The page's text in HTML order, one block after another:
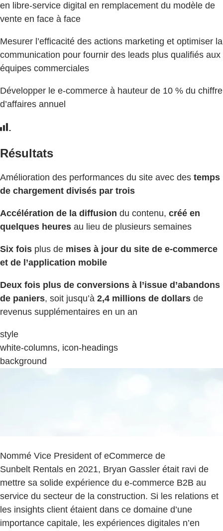
en libre-service digital en remplacement du modèle de
vente en face à face
Mesurer l’efficacité des actions marketing et optimiser la
communication pour fournir des leads plus qualifiés aux
équipes commerciales
Développer le e-commerce à hauteur de 10 % du chiffre
d’affaires annuel
Résultats
Amélioration des performances du site avec des temps
de chargement divisés par trois
Accélération de la diffusion du contenu, créé en
quelques heures au lieu de plusieurs semaines
Six fois plus de mises à jour du site de e-commerce
et de l’application mobile
Deux fois plus de conversions à l’issue d’abandons
de paniers, soit jusqu’à 2,4 millions de dollars de
revenus supplémentaires en un an
style
white-columns, icon-headings
background
Nommé Vice President of eCommerce de
Sunbelt Rentals en 2021, Bryan Gassler était ravi de
mettre sa solide expérience du e-commerce B2B au
service du secteur de la construction. Si les relations et
les insights client étaient dans ce domaine d’une
importance capitale, les expériences digitales n’en